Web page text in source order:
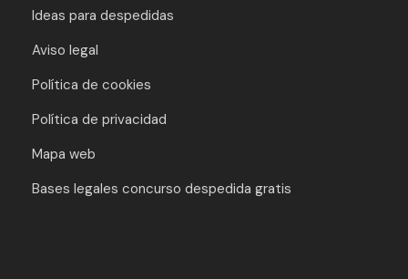
Ideas para despedidas
Aviso legal
Política de cookies
Política de privacidad
Mapa web
Bases legales concurso despedida gratis